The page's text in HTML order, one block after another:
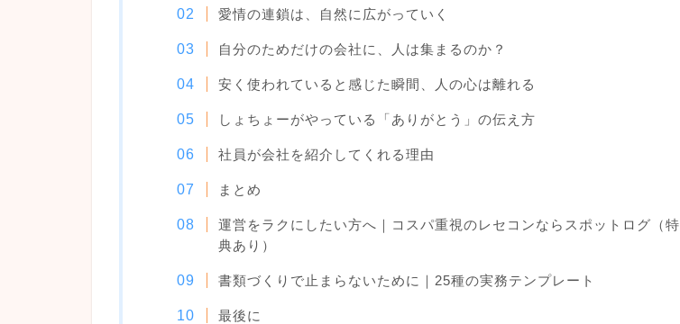
愛情の連鎖は、自然に広がっていく
自分のためだけの会社に、人は集まるのか？
安く使われていると感じた瞬間、人の心は離れる
しょちょーがやっている「ありがとう」の伝え方
社員が会社を紹介してくれる理由
まとめ
運営をラクにしたい方へ｜コスパ重視のレセコンならスポットログ（特
典あり）
書類づくりで止まらないために｜25種の実務テンプレート
最後に